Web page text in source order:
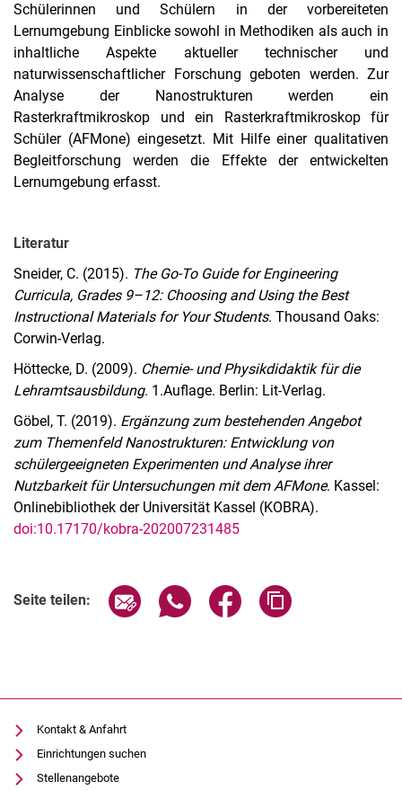
Schülerinnen und Schülern in der vorbereiteten
Lernumgebung Einblicke sowohl in Methodiken als auch in
inhaltliche Aspekte aktueller technischer und
naturwissenschaftlicher Forschung geboten werden. Zur
Analyse der Nanostrukturen werden ein
Rasterkraftmikroskop und ein Rasterkraftmikroskop für
Schüler (AFMone) eingesetzt. Mit Hilfe einer qualitativen
Begleitforschung werden die Effekte der entwickelten
Lernumgebung erfasst.
Literatur
Sneider, C. (2015). The Go-To Guide for Engineering
Curricula, Grades 9–12: Choosing and Using the Best
Instructional Materials for Your Students. Thousand Oaks:
Corwin-Verlag.
Höttecke, D. (2009). Chemie- und Physikdidaktik für die
Lehramtsausbildung. 1.Auflage. Berlin: Lit-Verlag.
Göbel, T. (2019). Ergänzung zum bestehenden Angebot
zum Themenfeld Nanostrukturen: Entwicklung von
schülergeeigneten Experimenten und Analyse ihrer
Nutzbarkeit für Untersuchungen mit dem AFMone. Kassel:
Onlinebibliothek der Universität Kassel (KOBRA).
doi:10.17170/kobra-202007231485
Seite teilen: Seite über E-Mail teilen
Seite über WhatsApp teilen
Seite über Facebook
Kontakt & Anfahrt
Einrichtungen suchen
Stellenangebote